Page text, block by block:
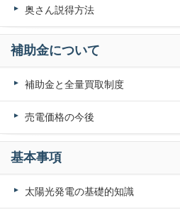
奥さん説得方法
補助金について
補助金と全量買取制度
売電価格の今後
基本事項
太陽光発電の基礎的知識